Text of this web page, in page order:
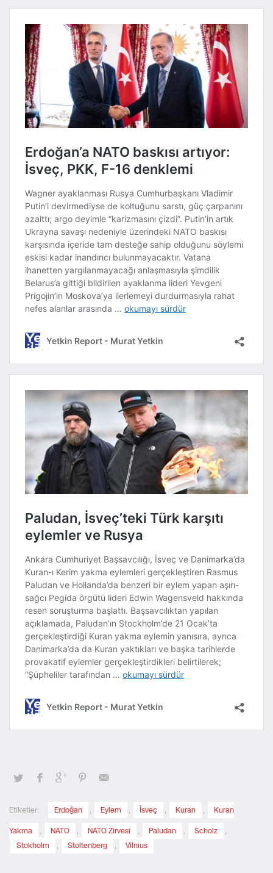
Etiketler: Erdoğan , Eylem , İsveç , Kuran , Kuran
Yakma , NATO , NATO Zirvesi , Paludan , Scholz
,
Stokholm
, Stoltenberg , Vilnius